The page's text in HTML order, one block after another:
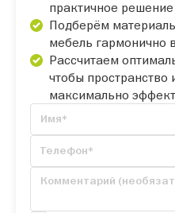
практичное
Подберём
мебель гармонично
Рассчитаем
чтобы пространство
максимально